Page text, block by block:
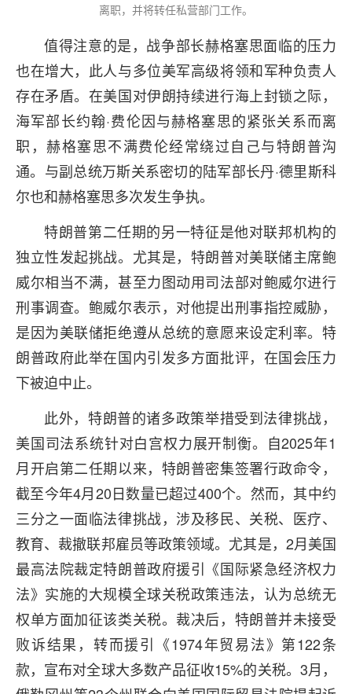
离职，并将转任私营部门工作。
值得注意的是，战争部长赫格塞思面临的压力
也在增大，此人与多位美军高级将领和军种负责人
存在矛盾。在美国对伊朗持续进行海上封锁之际，
海军部长约翰·费伦因与赫格塞思的紧张关系而离
职，赫格塞思不满费伦经常绕过自己与特朗普沟
通。与副总统万斯关系密切的陆军部长丹·德里斯科
尔也和赫格塞思多次发生争执。
特朗普第二任期的另一特征是他对联邦机构的
独立性发起挑战。尤其是，特朗普对美联储主席鲍
威尔相当不满，甚至力图动用司法部对鲍威尔进行
刑事调查。鲍威尔表示，对他提出刑事指控威胁，
是因为美联储拒绝遵从总统的意愿来设定利率。特
朗普政府此举在国内引发多方面批评，在国会压力
下被迫中止。
此外，特朗普的诸多政策举措受到法律挑战，
美国司法系统针对白宫权力展开制衡。自2025年1
月开启第二任期以来，特朗普密集签署行政命令，
截至今年4月20日数量已超过400个。然而，其中约
三分之一面临法律挑战，涉及移民、关税、医疗、
教育、裁撤联邦雇员等政策领域。尤其是，2月美国
最高法院裁定特朗普政府援引《国际紧急经济权力
法》实施的大规模全球关税政策违法，认为总统无
权单方面加征该类关税。裁决后，特朗普并未接受
败诉结果，转而援引《1974年贸易法》第122条
款，宣布对全球大多数产品征收15%的关税。3月，